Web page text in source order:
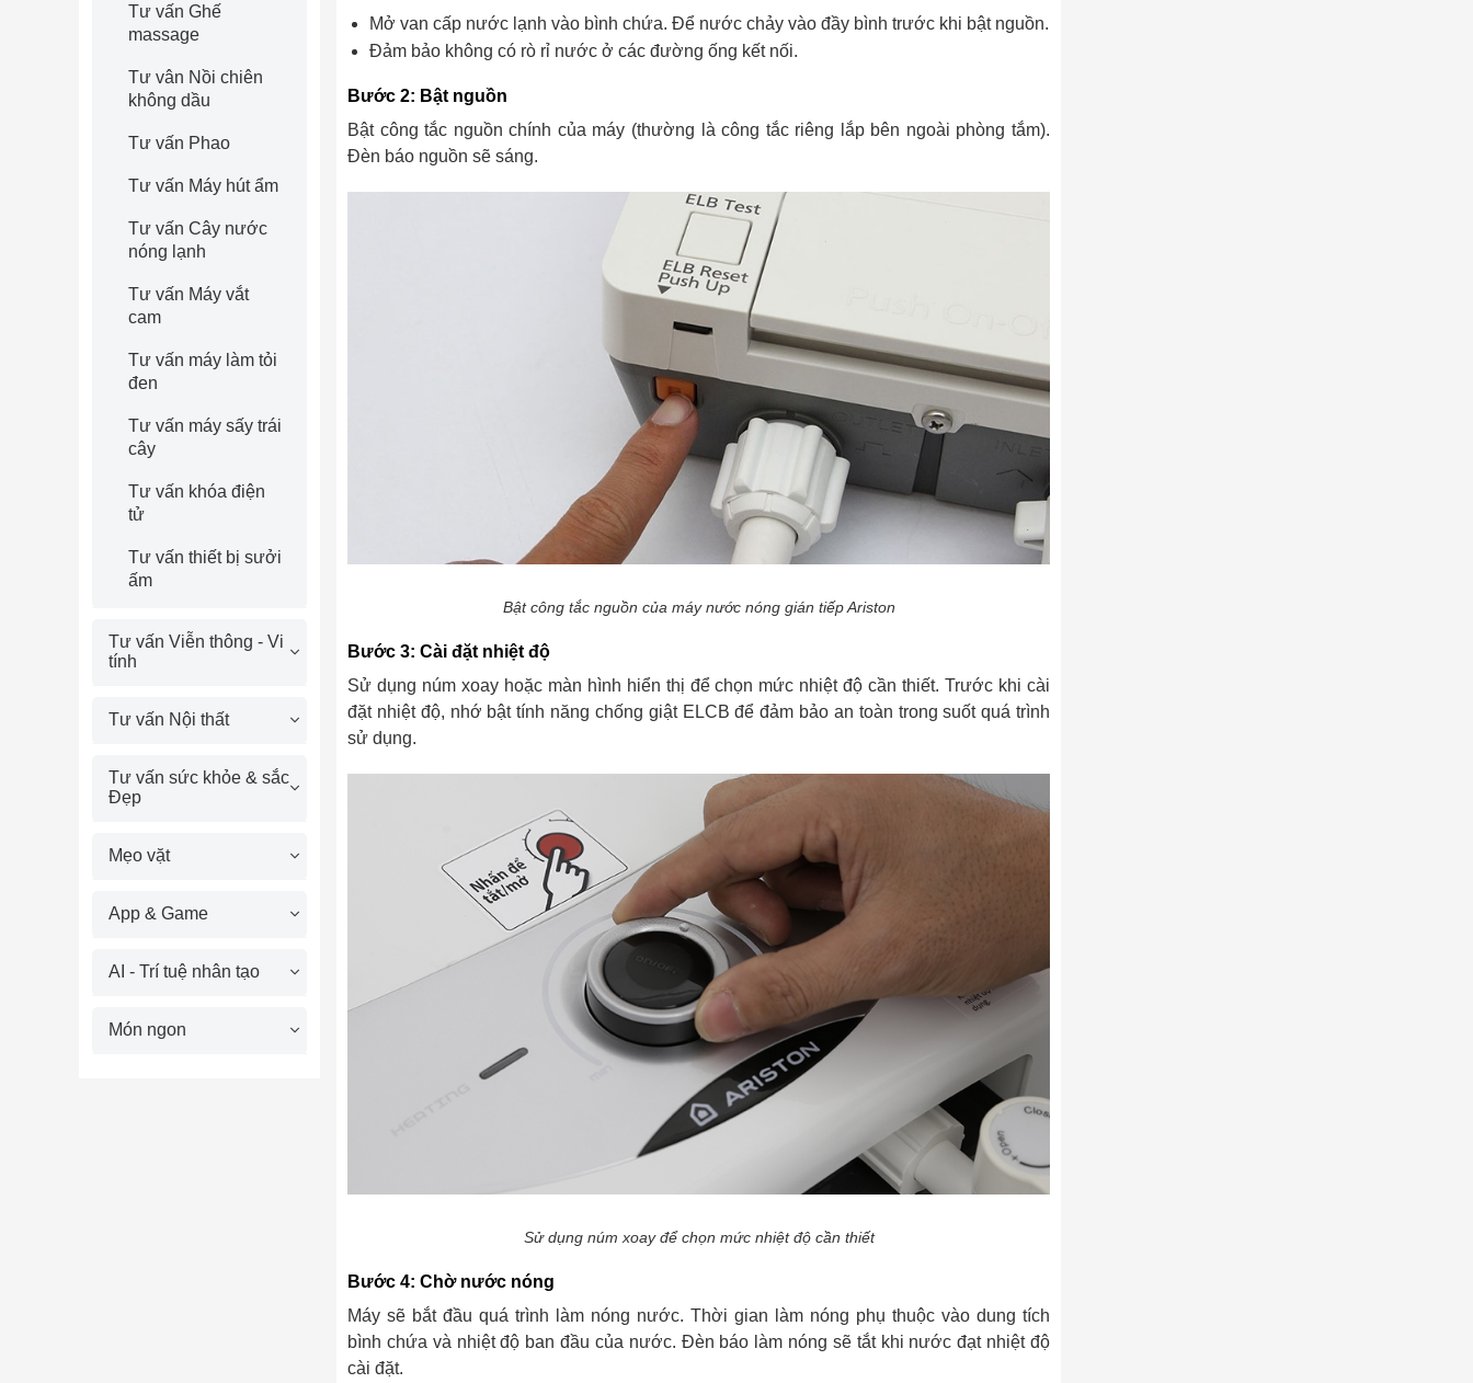
Tư vấn Ghế
massage
Tư vân Nồi chiên
không dầu
Tư vấn Phao
Tư vấn Máy hút ẩm
Tư vấn Cây nước
nóng lạnh
Tư vấn Máy vắt
cam
Tư vấn máy làm tỏi
đen
Tư vấn máy sấy trái
cây
Tư vấn khóa điện
tử
Tư vấn thiết bị sưởi
ấm
Tư vấn Viễn thông - Vi
tính
Tư vấn Nội thất
Tư vấn sức khỏe & sắc
Đẹp
Mẹo vặt
App & Game
AI - Trí tuệ nhân tạo
Món ngon
Mở van cấp nước lạnh vào bình chứa. Để nước chảy vào đầy bình trước khi bật nguồn.
Đảm bảo không có rò rỉ nước ở các đường ống kết nối.
Bước 2: Bật nguồn
Bật công tắc nguồn chính của máy (thường là công tắc riêng lắp bên ngoài phòng tắm).
Đèn báo nguồn sẽ sáng.
Bật công tắc nguồn của máy nước nóng gián tiếp Ariston
Bước 3: Cài đặt nhiệt độ
Sử dụng núm xoay hoặc màn hình hiển thị để chọn mức nhiệt độ cần thiết. Trước khi cài
đặt nhiệt độ, nhớ bật tính năng chống giật ELCB để đảm bảo an toàn trong suốt quá trình
sử dụng.
Sử dụng núm xoay để chọn mức nhiệt độ cần thiết
Bước 4: Chờ nước nóng
Máy sẽ bắt đầu quá trình làm nóng nước. Thời gian làm nóng phụ thuộc vào dung tích
bình chứa và nhiệt độ ban đầu của nước. Đèn báo làm nóng sẽ tắt khi nước đạt nhiệt độ
cài đặt.